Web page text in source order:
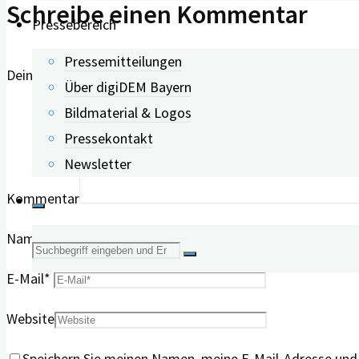
Pressebereich
Pressemitteilungen
Über digiDEM Bayern
Bildmaterial & Logos
Pressekontakt
Newsletter
Suche
Schreibe einen Kommentar
Deine E-Mail-Adresse wird nicht veröffentlicht.
Kommentar
Name*
E-Mail*
Website